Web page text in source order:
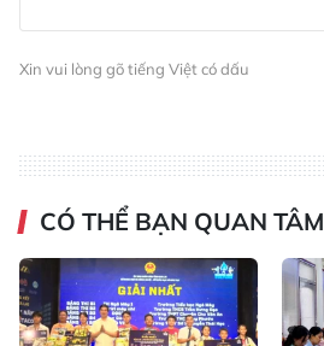
Xin vui lòng gõ tiếng Việt có dấu
CÓ THỂ BẠN QUAN TÂM